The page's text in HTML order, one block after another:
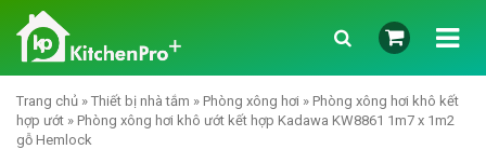
Trang chủ » Thiết bị nhà tắm » Phòng xông hơi » Phòng xông hơi khô kết
hợp ướt » Phòng xông hơi khô ướt kết hợp Kadawa KW8861 1m7 x 1m2
gỗ Hemlock